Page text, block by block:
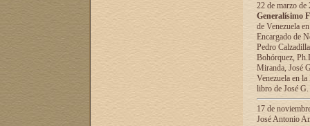
22 de marzo
Generalísimo
de Venezuela
Encargado de
Pedro
Bohórquez,
Miranda, José
Venezuela en
libro de José
17 de
José Antonio